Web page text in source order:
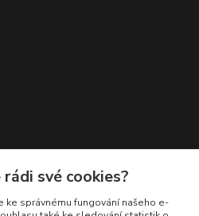
rádi své cookies?
ke správnému fungování našeho e-